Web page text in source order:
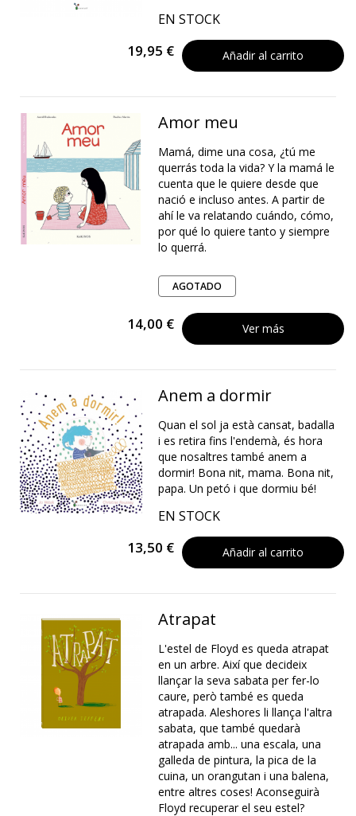
EN STOCK
19,95 € Añadir al carrito
Amor meu
Mamá, dime una cosa, ¿tú me
querrás toda la vida? Y la mamá le
cuenta que le quiere desde que
nació e incluso antes. A partir de
ahí le va relatando cuándo, cómo,
por qué lo quiere tanto y siempre
lo querrá.
AGOTADO
14,00 € Ver más
Anem a dormir
Quan el sol ja està cansat, badalla
i es retira fins l'endemà, és hora
que nosaltres també anem a
dormir! Bona nit, mama. Bona nit,
papa. Un petó i que dormiu bé!
EN STOCK
13,50 € Añadir al carrito
Atrapat
L'estel de Floyd es queda atrapat
en un arbre. Així que decideix
llançar la seva sabata per fer-lo
caure, però també es queda
atrapada. Aleshores li llança l'altra
sabata, que també quedarà
atrapada amb... una escala, una
galleda de pintura, la pica de la
cuina, un orangutan i una balena,
entre altres coses! Aconseguirà
Floyd recuperar el seu estel?